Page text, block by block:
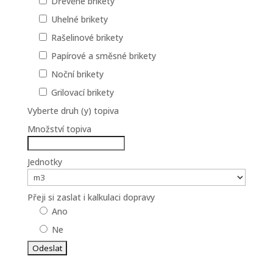
Uhelné brikety
Rašelinové brikety
Papírové a směsné brikety
Noční brikety
Grilovací brikety
Vyberte druh (y) topiva
Množství topiva
Jednotky
Přeji si zaslat i kalkulaci dopravy
Ano
Ne